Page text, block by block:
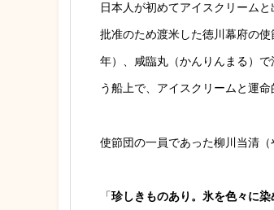
日本人が初めてアイスクリーム
批准のため渡米した徳川幕府の
年）、咸臨丸（かんりんまる）
う船上で、アイスクリームと運命
使節団の一員であった柳川当清
「珍しきものあり。氷を色々に